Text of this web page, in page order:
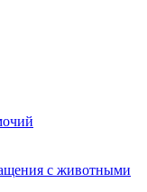
с животными